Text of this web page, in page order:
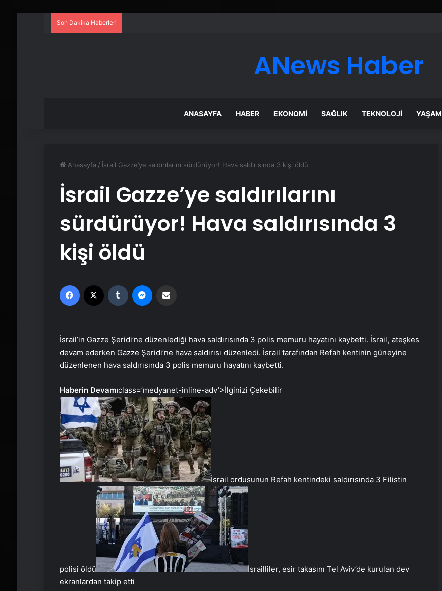
Son Dakika Haberleri
ANews Haber
ANASAYFA HABER EKONOMI SAĞLIK TEKNOLOJI YAŞAM
Anasayfa / İsrail Gazze’ye saldırılarını sürdürüyor! Hava saldırısında 3 kişi öldü
İsrail Gazze’ye saldırılarını
sürdürüyor! Hava saldırısında 3
kişi öldü
Facebook Tumblr
İsrail’in Gazze Şeridi’ne düzenlediği hava saldırısında 3 polis memuru hayatını kaybetti. İsrail, ateşkes
devam ederken Gazze Şeridi’ne hava saldırısı düzenledi. İsrail tarafından Refah kentinin güneyine
düzenlenen hava saldırısında 3 polis memuru hayatını kaybetti.
Haberin Devamıclass=’medyanet-inline-adv’>İlginizi Çekebilir
İsrail ordusunun Refah kentindeki saldırısında 3 Filistin
polisi öldü
İsrailliler, esir takasını Tel Aviv’de kurulan dev
ekranlardan takip etti